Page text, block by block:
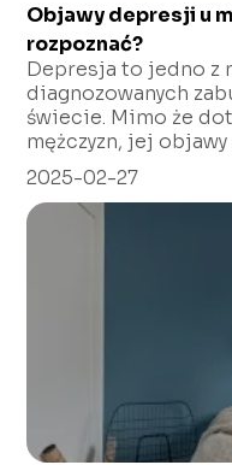
Objawy depresji u
rozpoznać?
Depresja to jedno z
diagnozowanych
świecie. Mimo że
mężczyzn, jej
2025-02-27